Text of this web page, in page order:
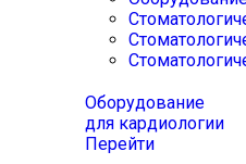
Оборудование
для кардиологии
Перейти